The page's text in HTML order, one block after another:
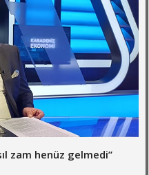
zam henüz gelmedi”